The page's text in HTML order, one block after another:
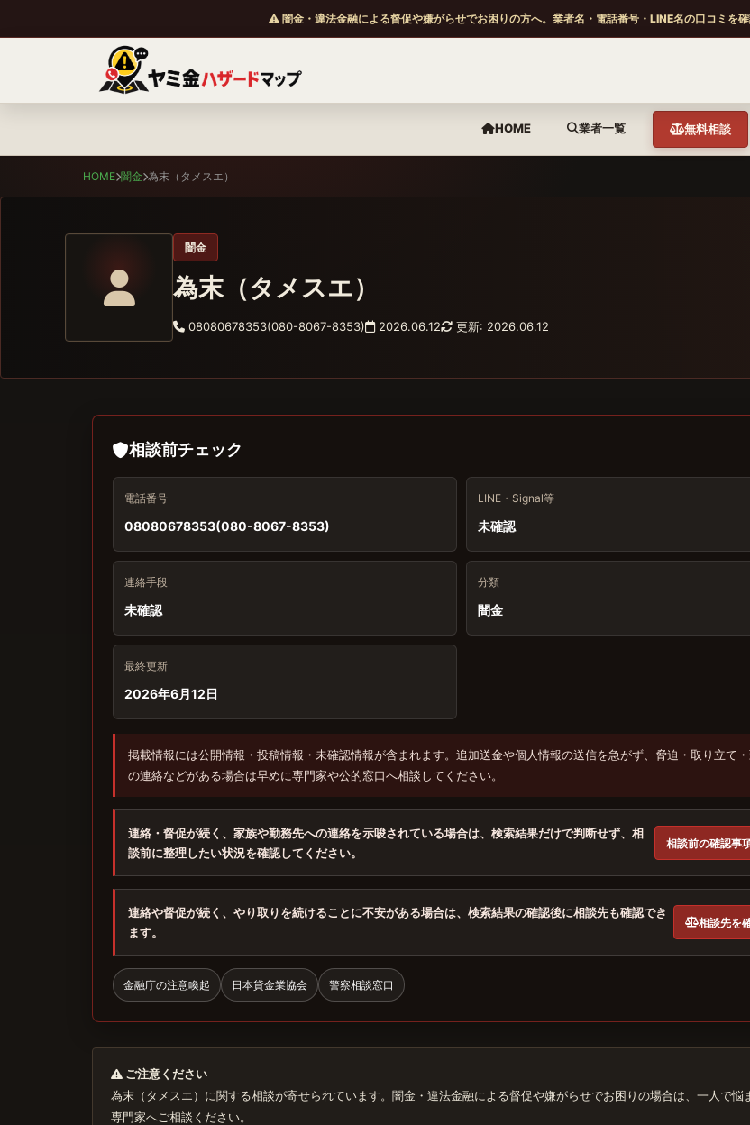
闇金・違法金融による督促や嫌がらせでお困りの方へ。業者名・電話番号・LINE名の口コミを
HOME 業者一覧 無料相談
HOME 闇金 為末（タメスエ）
闇金
為末（タメスエ）
08080678353(080-8067-8353) 2026.06.12 更新: 2026.06.12
相談前チェック
電話番号
08080678353(080-8067-8353)
LINE・Signal等
未確認
連絡手段
未確認
分類
闇金
最終更新
2026年6月12日
掲載情報には公開情報・投稿情報・未確認情報が含まれます。追加送金や個人情報の送信を急がず、脅迫・取り立て
の連絡などがある場合は早めに専門家や公的窓口へ相談してください。
連絡・督促が続く、家族や勤務先への連絡を示唆されている場合は、検索結果だけで判断せず、相
談前に整理したい状況を確認してください。
相談前の確認事
連絡や督促が続く、やり取りを続けることに不安がある場合は、検索結果の確認後に相談先も確認でき
ます。
相談先を
金融庁の注意喚起 日本貸金業協会 警察相談窓口
ご注意ください
為末（タメスエ）に関する相談が寄せられています。闇金・違法金融による督促や嫌がらせでお困りの場合は、一人で悩
専門家へご相談ください。